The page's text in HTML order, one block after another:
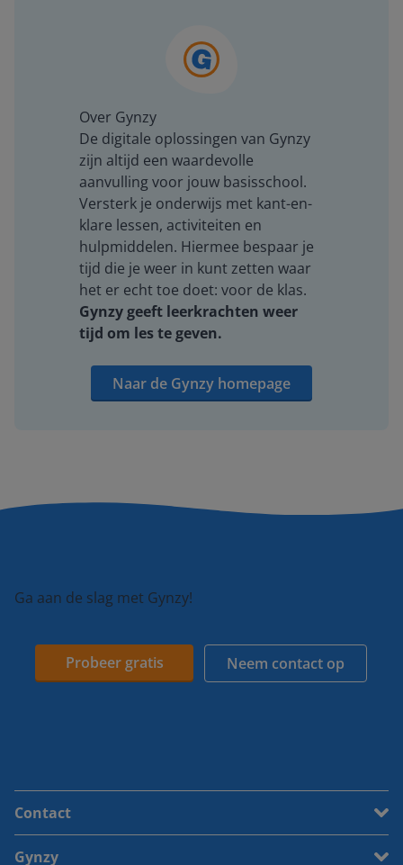
Over Gynzy
De digitale oplossingen van Gynzy
zijn altijd een waardevolle
aanvulling voor jouw basisschool.
Versterk je onderwijs met kant-en-
klare lessen, activiteiten en
hulpmiddelen. Hiermee bespaar je
tijd die je weer in kunt zetten waar
het er echt toe doet: voor de klas.
Gynzy geeft leerkrachten weer
tijd om les te geven.
Naar de Gynzy homepage
Ga aan de slag met Gynzy!
Probeer gratis Neem contact op
Contact
Gynzy